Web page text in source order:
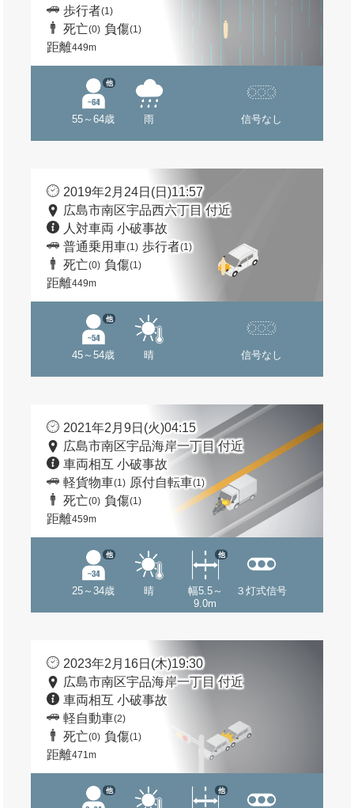
歩行者(1)
死亡(0) 負傷(1)
距離449m
55～64歳
他
雨 信号なし
2019年2月24日(日)11:57
広島市南区宇品西六丁目 付近
人対車両 小破事故
普通乗用車(1) 歩行者(1)
死亡(0) 負傷(1)
距離449m
45～54歳
他
晴 信号なし
2021年2月9日(火)04:15
広島市南区宇品海岸一丁目 付近
車両相互 小破事故
軽貨物車(1) 原付自転車(1)
死亡(0) 負傷(1)
距離459m
25～34歳
他
晴
幅5.5～
9.0m
他
３灯式信号
2023年2月16日(木)19:30
広島市南区宇品海岸一丁目 付近
車両相互 小破事故
軽自動車(2)
死亡(0) 負傷(1)
距離471m
他 他